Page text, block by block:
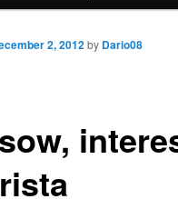
2, 2012 by Dario08